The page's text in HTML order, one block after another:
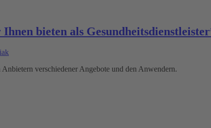
bieten als
verschiedener Angebote und den Anwendern.